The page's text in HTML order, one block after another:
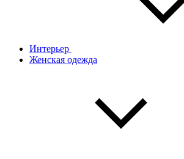
Интерьер
Женская одежда